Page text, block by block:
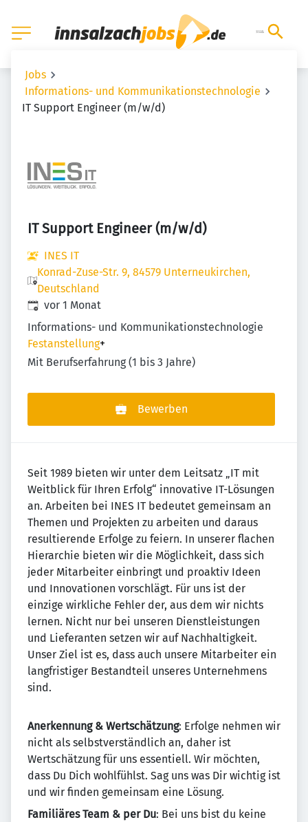
Jobs
Informations- und Kommunikationstechnologie
IT Support Engineer (m/w/d)
IT Support Engineer (m/w/d)
INES IT
Konrad-Zuse-Str. 9, 84579 Unterneukirchen,
Deutschland
Veröffentlicht:
vor 1 Monat
Informations- und Kommunikationstechnologie
Festanstellung+
Mit Berufserfahrung (1 bis 3 Jahre)
Bewerben
Seit 1989 bieten wir unter dem Leitsatz „IT mit
Weitblick für Ihren Erfolg“ innovative IT-Lösungen
an. Arbeiten bei INES IT bedeutet gemeinsam an
Themen und Projekten zu arbeiten und daraus
resultierende Erfolge zu feiern. In unserer flachen
Hierarchie bieten wir die Möglichkeit, dass sich
jeder Mitarbeiter einbringt und proaktiv Ideen
und Innovationen vorschlägt. Für uns ist der
einzige wirkliche Fehler der, aus dem wir nichts
lernen. Nicht nur bei unseren Dienstleistungen
und Lieferanten setzen wir auf Nachhaltigkeit.
Unser Ziel ist es, dass auch unsere Mitarbeiter ein
langfristiger Bestandteil unseres Unternehmens
sind.
Anerkennung & Wertschätzung: Erfolge nehmen wir
nicht als selbstverständlich an, daher ist
Wertschätzung für uns essentiell. Wir möchten,
dass Du Dich wohlfühlst. Sag uns was Dir wichtig ist
und wir finden gemeinsam eine Lösung.
Familiäres Team & per Du: Bei uns bist du keine